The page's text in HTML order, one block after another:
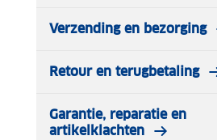
Verzending en bezorging
Retour en terugbetaling
Garantie, reparatie en
artikelklachten